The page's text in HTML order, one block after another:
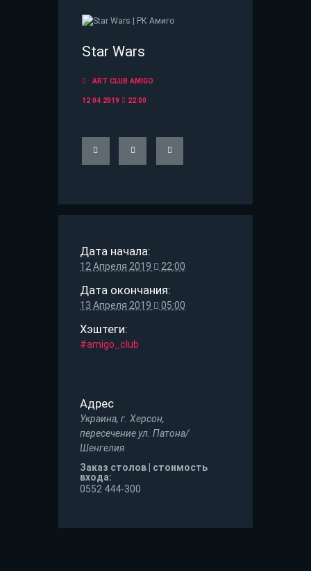
Star Wars
ART CLUB АMIGO
12 04 2019 22:00
Дата начала:
12 Апреля 2019 22:00
Дата окончания:
13 Апреля 2019 05:00
Хэштеги:
#amigo_club
Адрес
Украина, г. Херсон,
пересечение ул. Патона/
Шенгелия
Заказ столов | стоимость
входа:
0552 444-300